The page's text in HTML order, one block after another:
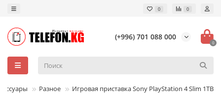
0 0
(+996) 701 088 000
0
Разное Игровая приставка Sony PlayStation 4 Slim 1TB